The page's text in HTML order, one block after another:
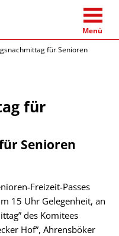
Menü
für Senioren
für
Senioren
Freizeit-Passes
15 Uhr Gelegenheit, an
des Komitees
Hof”, Ahrensböker